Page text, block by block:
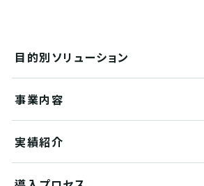
目的別ソリューション
事業内容
実績紹介